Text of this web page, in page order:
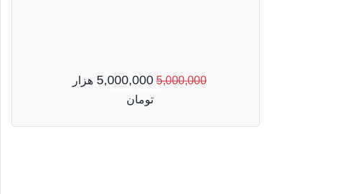
5,000,000
5,000,000 هزار
تومان